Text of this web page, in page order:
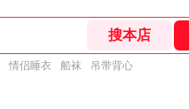
情侣睡衣 船袜 吊带背心